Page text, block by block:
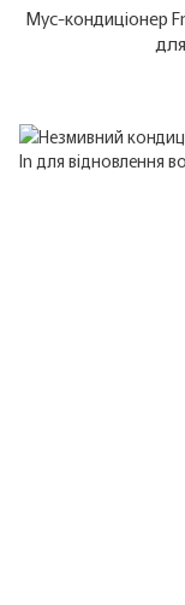
Мус-кондиціонер